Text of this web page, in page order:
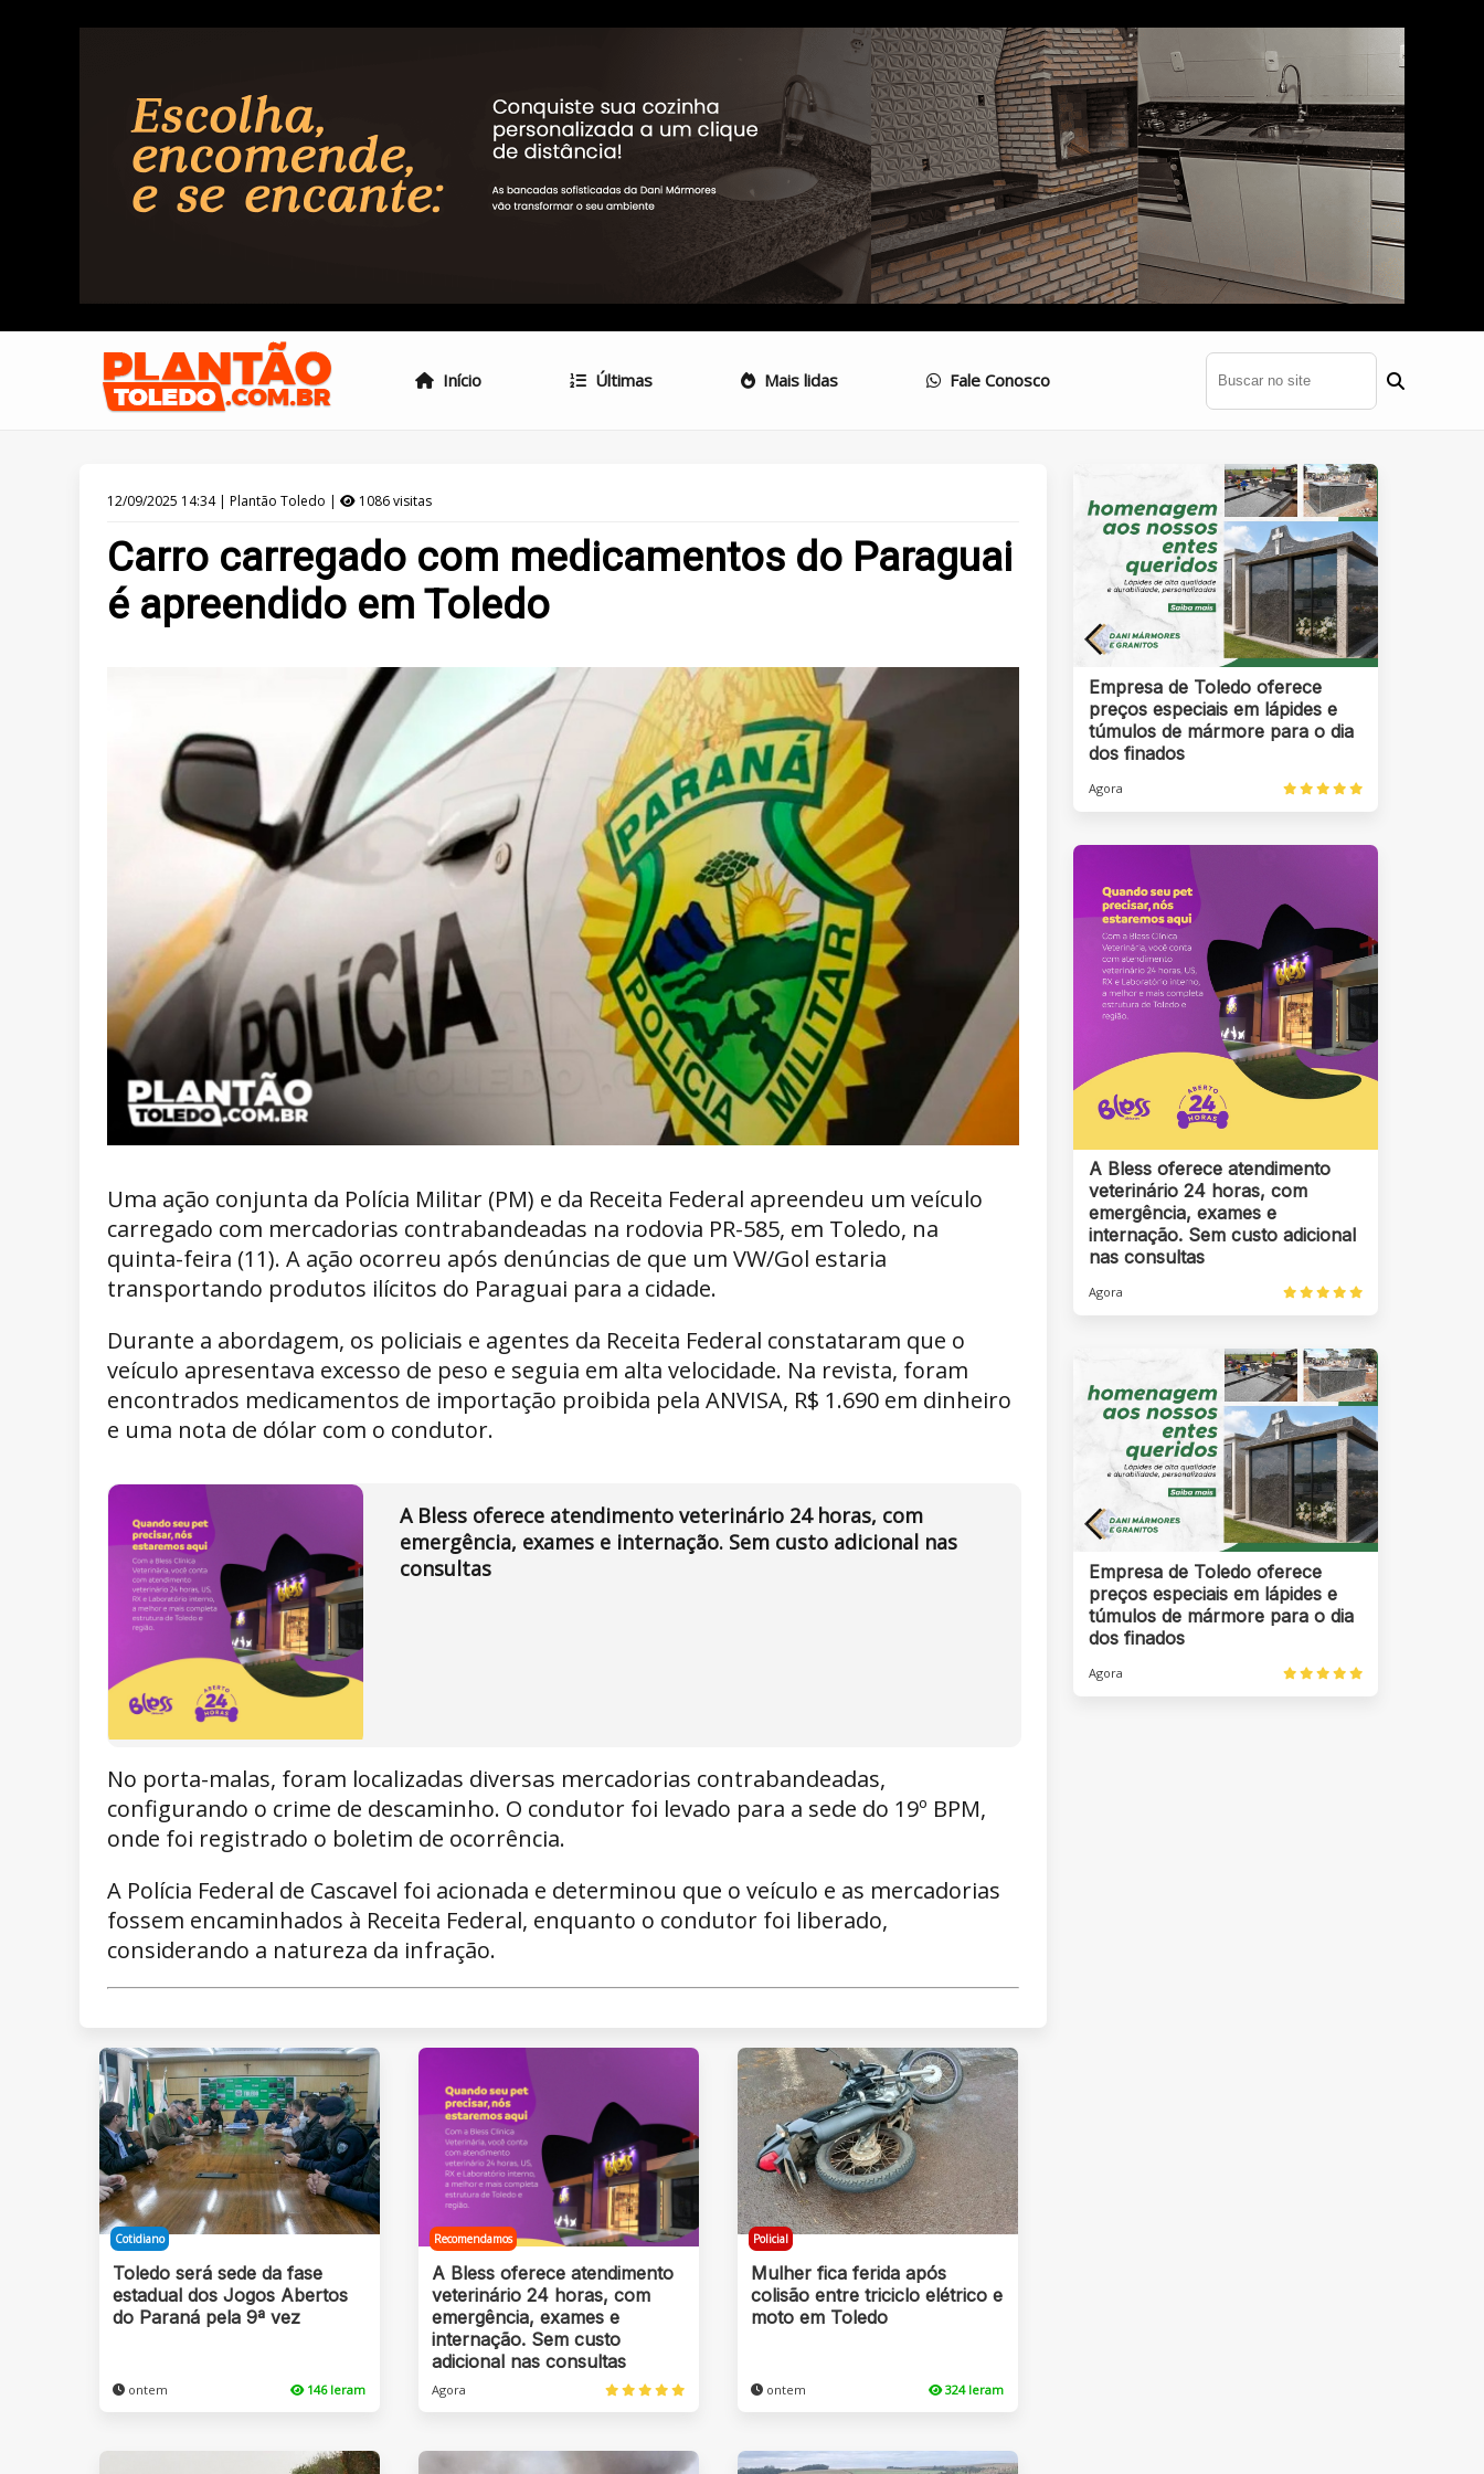
Início Últimas Mais lidas Fale Conosco
12/09/2025 14:34 | Plantão Toledo | 1086 visitas
Carro carregado com medicamentos do Paraguai
é apreendido em Toledo
Uma ação conjunta da Polícia Militar (PM) e da Receita Federal apreendeu um veículo
carregado com mercadorias contrabandeadas na rodovia PR-585, em Toledo, na
quinta-feira (11). A ação ocorreu após denúncias de que um VW/Gol estaria
transportando produtos ilícitos do Paraguai para a cidade.
Durante a abordagem, os policiais e agentes da Receita Federal constataram que o
veículo apresentava excesso de peso e seguia em alta velocidade. Na revista, foram
encontrados medicamentos de importação proibida pela ANVISA, R$ 1.690 em dinheiro
e uma nota de dólar com o condutor.
A Bless oferece atendimento veterinário 24 horas, com
emergência, exames e internação. Sem custo adicional nas
consultas
No porta-malas, foram localizadas diversas mercadorias contrabandeadas,
configurando o crime de descaminho. O condutor foi levado para a sede do 19º BPM,
onde foi registrado o boletim de ocorrência.
A Polícia Federal de Cascavel foi acionada e determinou que o veículo e as mercadorias
fossem encaminhados à Receita Federal, enquanto o condutor foi liberado,
considerando a natureza da infração.
Cotidiano
Toledo será sede da fase
estadual dos Jogos Abertos
do Paraná pela 9ª vez
ontem 146 leram
Recomendamos
A Bless oferece atendimento
veterinário 24 horas, com
emergência, exames e
internação. Sem custo
adicional nas consultas
Agora
Policial
Mulher fica ferida após
colisão entre triciclo elétrico e
moto em Toledo
ontem 324 leram
Empresa de Toledo oferece
preços especiais em lápides e
túmulos de mármore para o dia
dos finados
Agora
A Bless oferece atendimento
veterinário 24 horas, com
emergência, exames e
internação. Sem custo adicional
nas consultas
Agora
Empresa de Toledo oferece
preços especiais em lápides e
túmulos de mármore para o dia
dos finados
Agora